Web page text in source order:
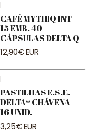
|
CAFÉ MYTHIQ INT
15 EMB. 40
CÁPSULAS DELTA Q
12,90€ EUR
|
PASTILHAS E.S.E.
DELTA® CHÁVENA
16 UNID.
3,25€ EUR